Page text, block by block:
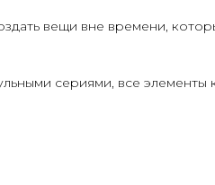
вещи вне времени,
сериями, все элементы